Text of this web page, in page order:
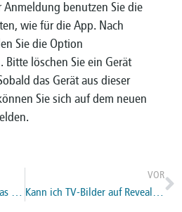
Anmeldung benutzen Sie die
wie für die App. Nach
Sie die Option
Bitte löschen Sie ein Gerät
das Gerät aus dieser
Sie sich auf dem neuen
Was muss ich tun, wenn das System eine Netzwerkfehlermeldung anzeigt?
VOR
Kann ich TV-Bilder auf Reveal16i umschalten und über Reveal16i ansehen und umgekehrt?